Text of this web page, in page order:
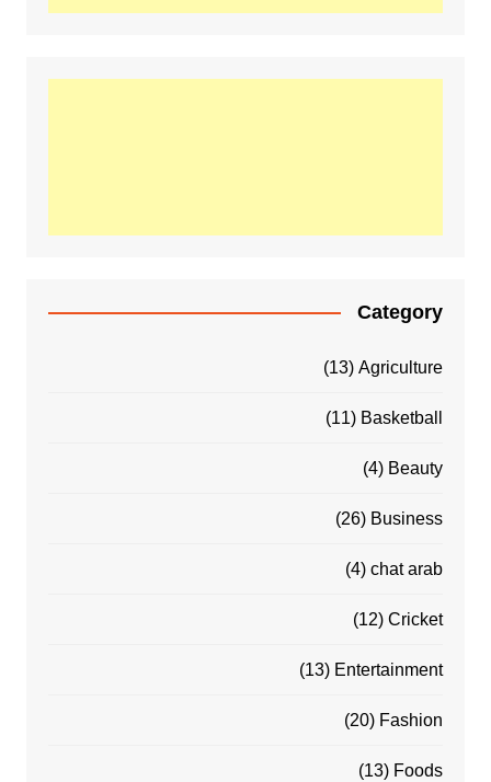
Category
Agriculture
(13)
Basketball
(11)
Beauty
(4)
Business
(26)
chat arab
(4)
Cricket
(12)
Entertainment
(13)
Fashion
(20)
Foods
(13)